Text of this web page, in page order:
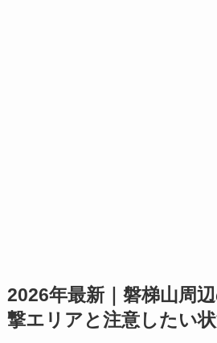
2026年最新｜磐梯山周
撃エリアと注意したい